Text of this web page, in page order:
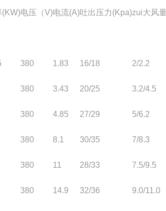
(KW)电压（V)电流(A)吐出压力(Kpa)zui大风
380 1.83 16/18 2/2.2
380 3.43 20/25 3.2/4.5
380 4.85 27/29 5/6.2
380 8.1 30/35 7/8.3
380 11 28/33 7.5/9.5
380 14.9 32/36 9.0/11.0